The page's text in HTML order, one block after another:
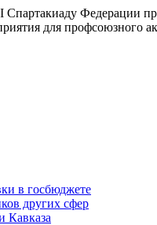
Фе­дерации
для профсоюзного
в госбюджете
других сфер
Кавказа